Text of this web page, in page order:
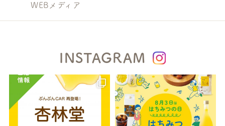
WEBメディア
INSTAGRAM